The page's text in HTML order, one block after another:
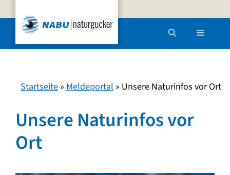
Inhalt
springen
Menü
Startseite » Meldeportal » Unsere Naturinfos vor Ort
Unsere Naturinfos vor
Ort